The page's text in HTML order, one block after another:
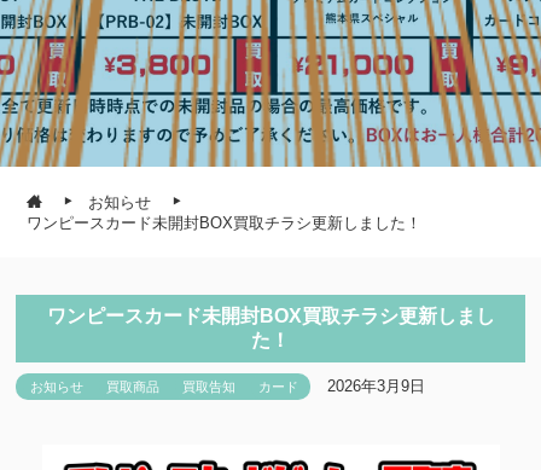
お知らせ
ワンピースカード未開封BOX買取チラシ更新しました！
ワンピースカード未開封BOX買取チラシ更新しまし
た！
お知らせ 買取商品 買取告知 カード 2026年3月9日